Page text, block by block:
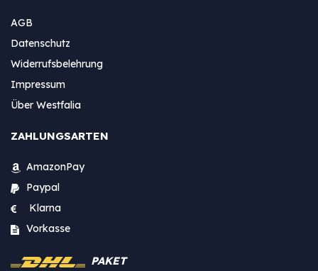
AGB
Datenschutz
Widerrufsbelehrung
Impressum
Über Westfalia
ZAHLUNGSARTEN
AmazonPay
Paypal
Klarna
Vorkasse
PAKET